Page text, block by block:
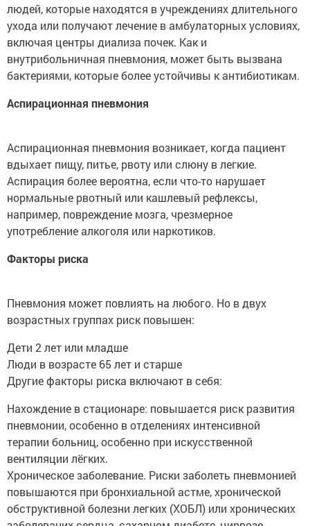
людей, которые находятся в учреждениях длительного
ухода или получают лечение в амбулаторных условиях,
включая центры диализа почек. Как и
внутрибольничная пневмония, может быть вызвана
бактериями, которые более устойчивы к антибиотикам.
Аспирационная пневмония
Аспирационная пневмония возникает, когда пациент
вдыхает пищу, питье, рвоту или слюну в легкие.
Аспирация более вероятна, если что-то нарушает
нормальные рвотный или кашлевый рефлексы,
например, повреждение мозга, чрезмерное
употребление алкоголя или наркотиков.
Факторы риска
Пневмония может повлиять на любого. Но в двух
возрастных группах риск повышен:
Дети 2 лет или младше
Люди в возрасте 65 лет и старше
Другие факторы риска включают в себя:
Нахождение в стационаре: повышается риск развития
пневмонии, особенно в отделениях интенсивной
терапии больниц, особенно при искусственной
вентиляции лёгких.
Хроническое заболевание. Риски заболеть пневмонией
повышаются при бронхиальной астме, хронической
обструктивной болезни легких (ХОБЛ) или хронических